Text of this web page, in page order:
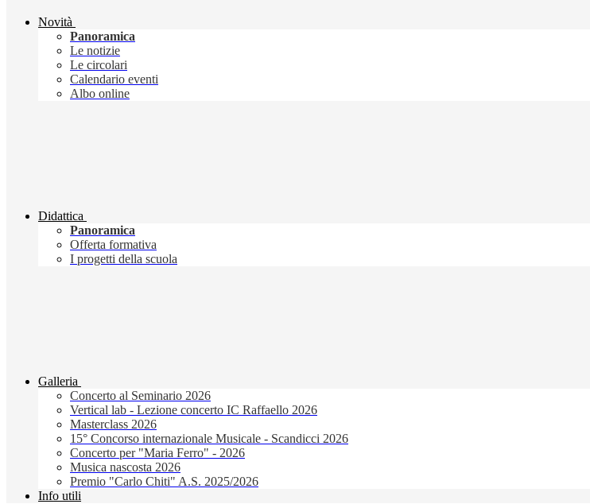
Novità
Panoramica
Le notizie
Le circolari
Calendario eventi
Albo online
Didattica
Panoramica
Offerta formativa
I progetti della scuola
Galleria
Concerto al Seminario 2026
Vertical lab - Lezione concerto IC Raffaello 2026
Masterclass 2026
15° Concorso internazionale Musicale - Scandicci 2026
Concerto per "Maria Ferro" - 2026
Musica nascosta 2026
Premio "Carlo Chiti" A.S. 2025/2026
Info utili